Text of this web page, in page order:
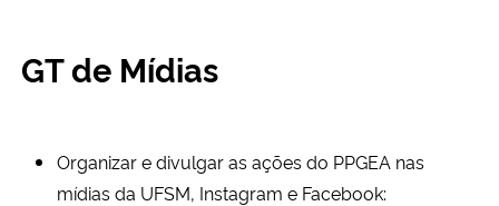
GT de Mídias
Organizar e divulgar as ações do PPGEA nas
mídias da UFSM, Instagram e Facebook: